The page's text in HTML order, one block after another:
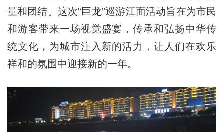
量和团结。这次“巨龙”巡游江面活动旨在为市民
和游客带来一场视觉盛宴，传承和弘扬中华传
统文化，为城市注入新的活力，让人们在欢乐
祥和的氛围中迎接新的一年。